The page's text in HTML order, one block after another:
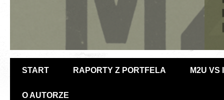
START RAPORTY Z PORTFELA M2U VS
O AUTORZE